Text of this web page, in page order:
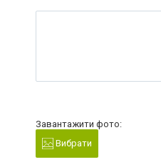
Завантажити фото:
Вибрати